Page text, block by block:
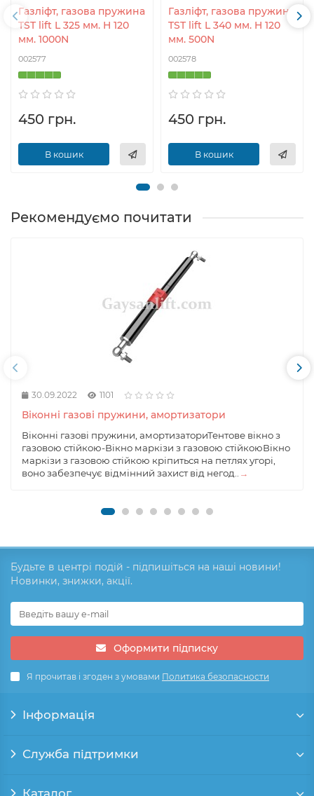
Газліфт, газова пружина
TST lift L 325 мм. H 120
мм. 1000N
002577
450 грн.
В кошик
Газліфт, газова пружина
TST lift L 340 мм. H 120
мм. 500N
002578
450 грн.
В кошик
Рекомендуємо почитати
30.09.2022 1101
Віконні газові пружини, амортизатори
Віконні газові пружини, амортизаториТентове вікно з
газовою стійкою-Вікно маркізи з газовою стійкоюВікно
маркізи з газовою стійкою кріпиться на петлях угорі,
воно забезпечує відмінний захист від негод.. →
Будьте в центрі подій - підпишіться на наші новини!
Новинки, знижки, акції.
Оформити підписку
Я прочитав і згоден з умовами Политика безопасности
Інформація
Служба підтримки